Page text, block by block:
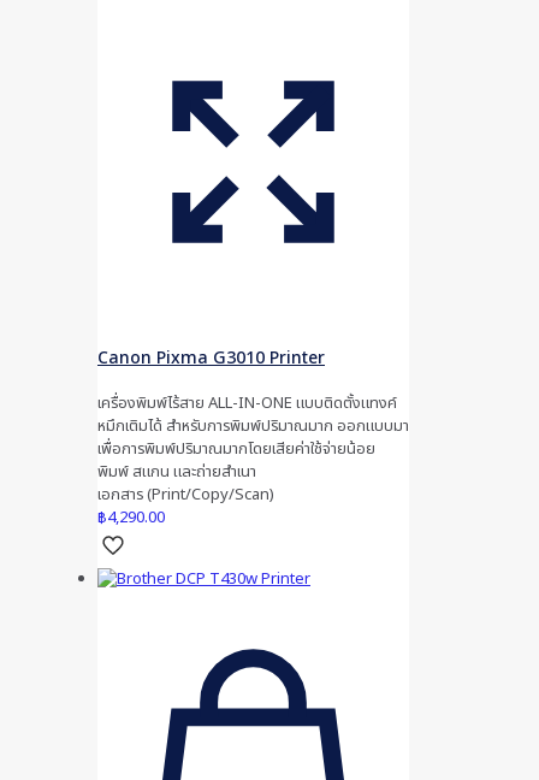
Canon Pixma G3010 Printer
เครื่องพิมพ์ไร้สาย ALL-IN-ONE แบบติดตั้งแทงค์
หมึกเติมได้ สำหรับการพิมพ์ปริมาณมาก ออกแบบมา
เพื่อการพิมพ์ปริมาณมากโดยเสียค่าใช้จ่ายน้อย
พิมพ์ สแกน และถ่ายสำเนา
เอกสาร (Print/Copy/Scan)
฿4,290.00